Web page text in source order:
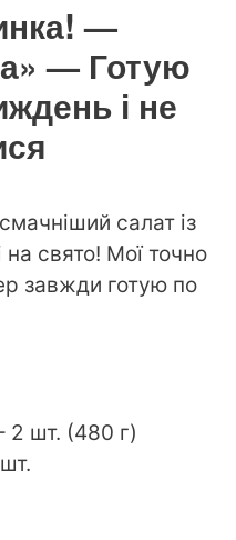
—
— Готую
і не
салат із
свято! Мої точно
завжди готую по
2 шт. (480 г)